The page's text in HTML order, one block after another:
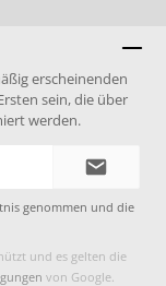
erscheinenden
sein, die über
werden.
genommen und die
und es gelten die
von Google.